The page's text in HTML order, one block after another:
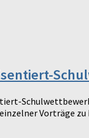
Vorträge